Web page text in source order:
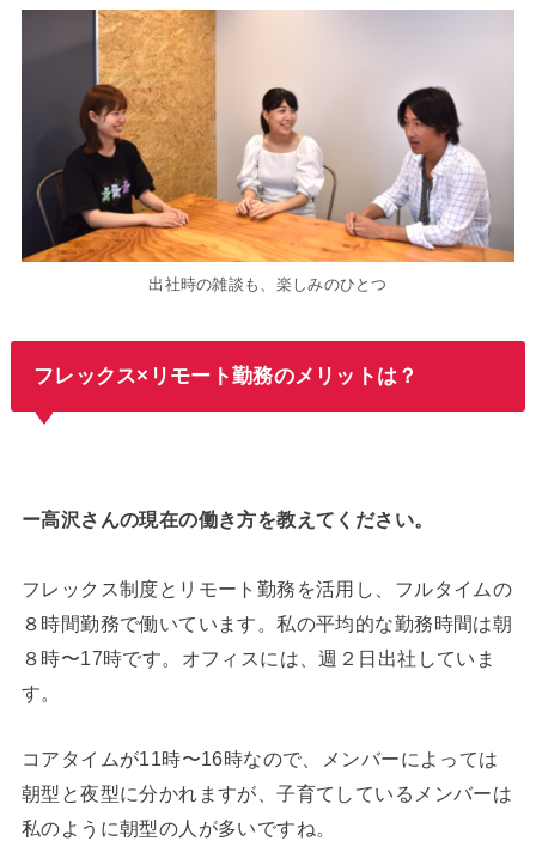
出社時の雑談も、楽しみのひとつ
フレックス×リモート勤務のメリットは？
ー高沢さんの現在の働き方を教えてください。
フレックス制度とリモート勤務を活用し、フルタイムの
８時間勤務で働いています。私の平均的な勤務時間は朝
８時〜17時です。オフィスには、週２日出社していま
す。
コアタイムが11時〜16時なので、メンバーによっては
朝型と夜型に分かれますが、子育てしているメンバーは
私のように朝型の人が多いですね。